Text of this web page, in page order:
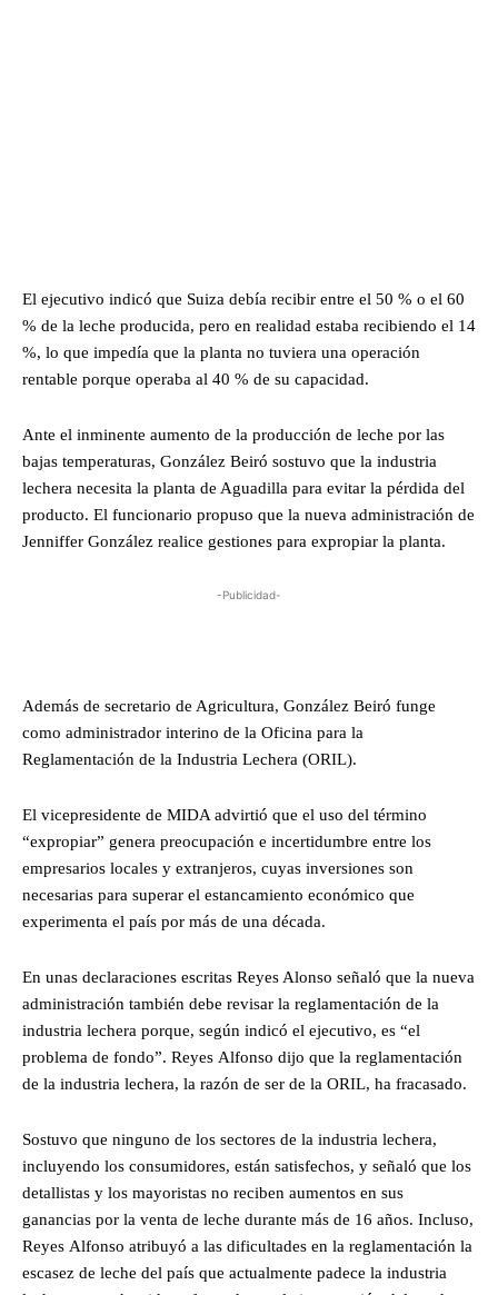
El ejecutivo indicó que Suiza debía recibir entre el 50 % o el 60
% de la leche producida, pero en realidad estaba recibiendo el 14
%, lo que impedía que la planta no tuviera una operación
rentable porque operaba al 40 % de su capacidad.
Ante el inminente aumento de la producción de leche por las
bajas temperaturas, González Beiró sostuvo que la industria
lechera necesita la planta de Aguadilla para evitar la pérdida del
producto. El funcionario propuso que la nueva administración de
Jenniffer González realice gestiones para expropiar la planta.
-Publicidad-
Además de secretario de Agricultura, González Beiró funge
como administrador interino de la Oficina para la
Reglamentación de la Industria Lechera (ORIL).
El vicepresidente de MIDA advirtió que el uso del término
“expropiar” genera preocupación e incertidumbre entre los
empresarios locales y extranjeros, cuyas inversiones son
necesarias para superar el estancamiento económico que
experimenta el país por más de una década.
En unas declaraciones escritas Reyes Alonso señaló que la nueva
administración también debe revisar la reglamentación de la
industria lechera porque, según indicó el ejecutivo, es “el
problema de fondo”. Reyes Alfonso dijo que la reglamentación
de la industria lechera, la razón de ser de la ORIL, ha fracasado.
Sostuvo que ninguno de los sectores de la industria lechera,
incluyendo los consumidores, están satisfechos, y señaló que los
detallistas y los mayoristas no reciben aumentos en sus
ganancias por la venta de leche durante más de 16 años. Incluso,
Reyes Alfonso atribuyó a las dificultades en la reglamentación la
escasez de leche del país que actualmente padece la industria